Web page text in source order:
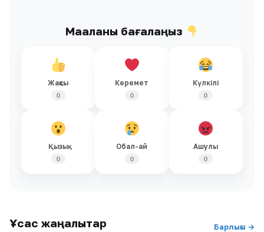
Мақаланы бағалаңыз
Жақсы
0
Керемет
0
Күлкілі
0
Қызық
0
Обал-ай
0
Ашулы
0
Ұқсас жаңалықтар Барлығы →